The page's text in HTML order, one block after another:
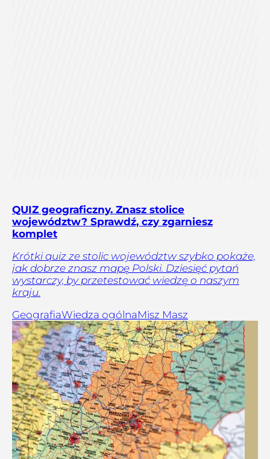
QUIZ geograficzny. Znasz stolice
województw? Sprawdź, czy zgarniesz
komplet
Krótki quiz ze stolic województw szybko pokaże,
jak dobrze znasz mapę Polski. Dziesięć pytań
wystarczy, by przetestować wiedzę o naszym
kraju.
GeografiaWiedza ogólnaMisz Masz